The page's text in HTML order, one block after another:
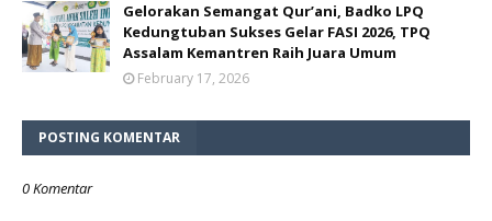
Gelorakan Semangat Qur’ani, Badko LPQ
Kedungtuban Sukses Gelar FASI 2026, TPQ
Assalam Kemantren Raih Juara Umum
February 17, 2026
POSTING KOMENTAR
0 Komentar